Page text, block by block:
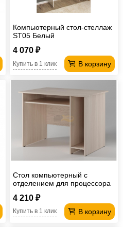
Компьютерный стол-стеллаж
ST05 Белый
4 070 ₽
В корзину
Купить в 1 клик
Стол компьютерный с
отделением для процессора
4 210 ₽
В корзину
Купить в 1 клик